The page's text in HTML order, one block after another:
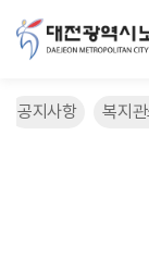
대전 선배시민 자원봉
공지사항 복지